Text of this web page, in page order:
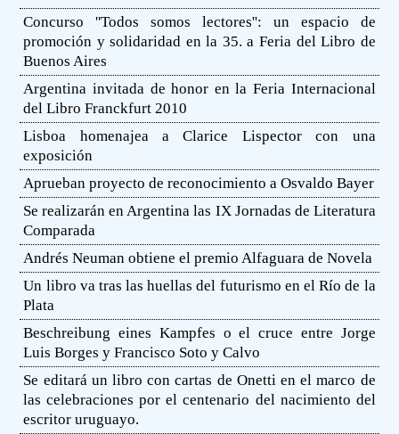
Concurso ''Todos somos lectores'': un espacio de
promoción y solidaridad en la 35. a Feria del Libro de
Buenos Aires
Argentina invitada de honor en la Feria Internacional
del Libro Franckfurt 2010
Lisboa homenajea a Clarice Lispector con una
exposición
Aprueban proyecto de reconocimiento a Osvaldo Bayer
Se realizarán en Argentina las IX Jornadas de Literatura
Comparada
Andrés Neuman obtiene el premio Alfaguara de Novela
Un libro va tras las huellas del futurismo en el Río de la
Plata
Beschreibung eines Kampfes o el cruce entre Jorge
Luis Borges y Francisco Soto y Calvo
Se editará un libro con cartas de Onetti en el marco de
las celebraciones por el centenario del nacimiento del
escritor uruguayo.